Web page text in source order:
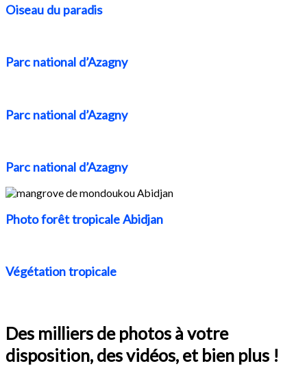
Oiseau du paradis
Parc national d’Azagny
Parc national d’Azagny
Parc national d’Azagny
Photo forêt tropicale Abidjan
Végétation tropicale
Des milliers de photos à votre
disposition, des vidéos, et bien plus !